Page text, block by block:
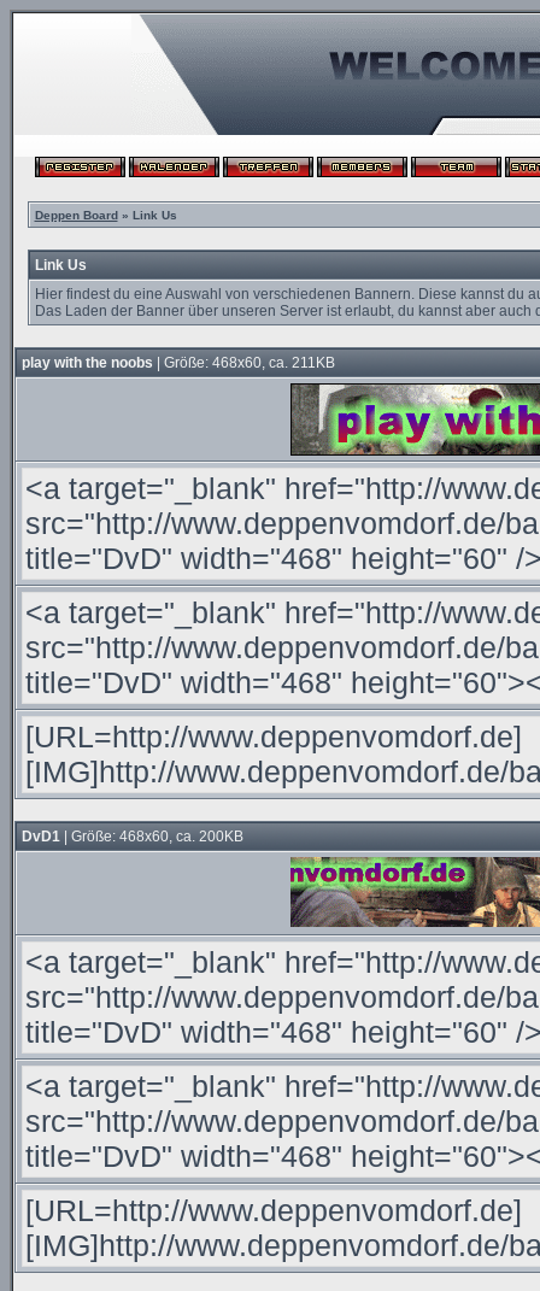
Deppen Board» Link Us
Link Us
Hier findest du eine Auswahl von verschiedenen Bannern. Diese kannst
Das Laden der Banner über unseren Server ist erlaubt, du kannst aber
play with the noobs | Größe: 468x60, ca. 211KB
DvD1 | Größe: 468x60, ca. 200KB